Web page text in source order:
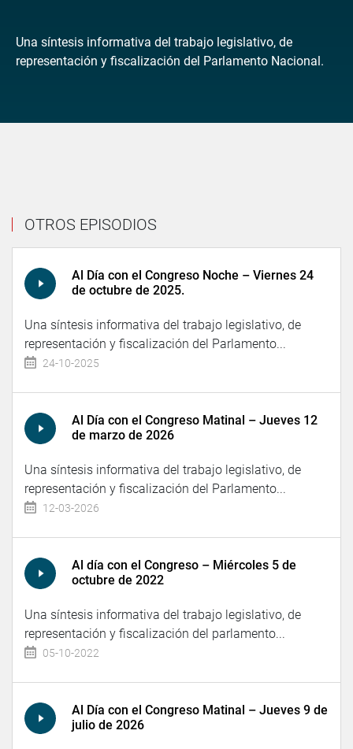
Una síntesis informativa del trabajo legislativo, de
representación y fiscalización del Parlamento Nacional.
OTROS EPISODIOS
Al Día con el Congreso Noche – Viernes 24
de octubre de 2025.
Una síntesis informativa del trabajo legislativo, de
representación y fiscalización del Parlamento...
24-10-2025
Al Día con el Congreso Matinal – Jueves 12
de marzo de 2026
Una síntesis informativa del trabajo legislativo, de
representación y fiscalización del Parlamento...
12-03-2026
Al día con el Congreso – Miércoles 5 de
octubre de 2022
Una síntesis informativa del trabajo legislativo, de
representación y fiscalización del parlamento...
05-10-2022
Al Día con el Congreso Matinal – Jueves 9 de
julio de 2026